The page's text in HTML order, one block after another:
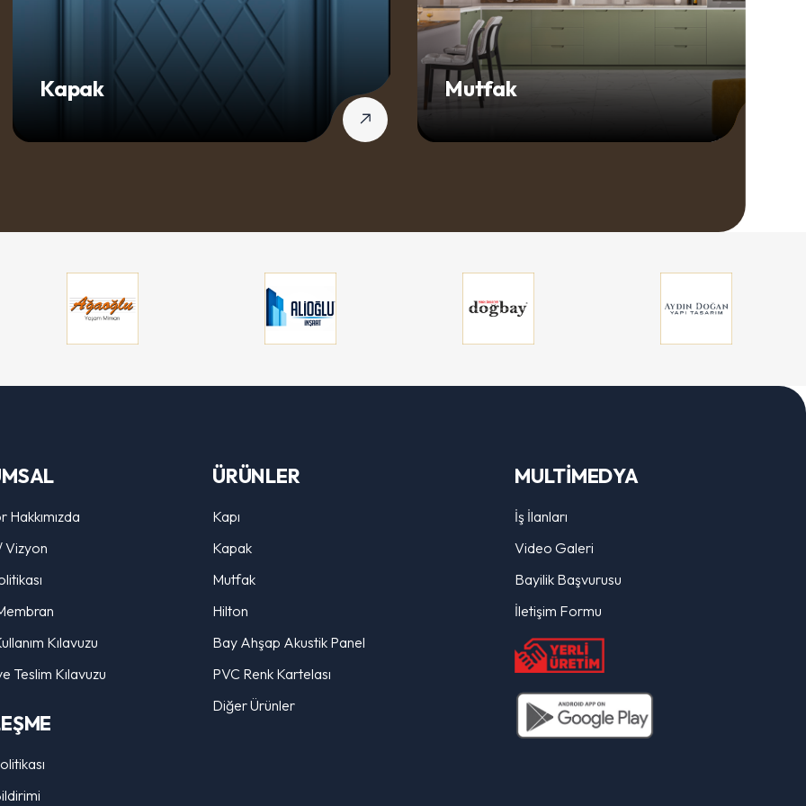
Kapak Mutfak
Vizyon
Kılavuzu
Teslim Kılavuzu
ÜRÜNLER
Kapı
Kapak
Mutfak
Hilton
Bay Ahşap Akustik Panel
PVC Renk Kartelası
Diğer Ürünler
MULTİMEDYA
İş İlanları
Video Galeri
Bayilik Başvurusu
İletişim Formu